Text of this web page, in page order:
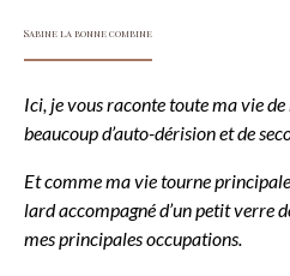
Sabine la bonne combine
Ici, je vous raconte toute ma vie
beaucoup d’auto-dérision et de
Et comme ma vie tourne
lard accompagné d’un petit verre
mes principales occupations.